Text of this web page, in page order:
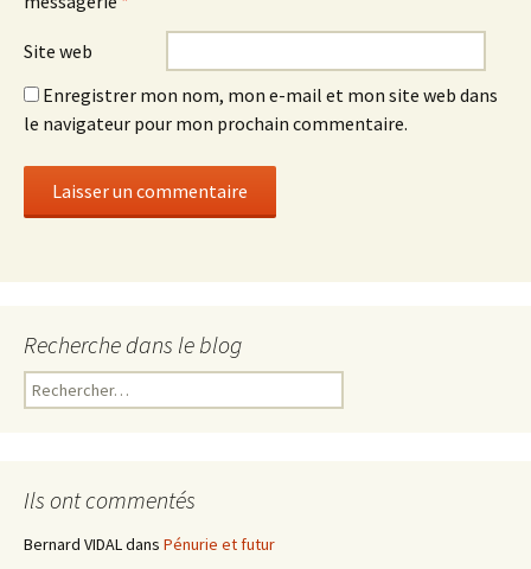
Site web
Enregistrer mon nom, mon e-mail et mon site web dans
le navigateur pour mon prochain commentaire.
Recherche dans le blog
R
e
rIls ont commentés
Bernard VIDALdans Pénurie et futur